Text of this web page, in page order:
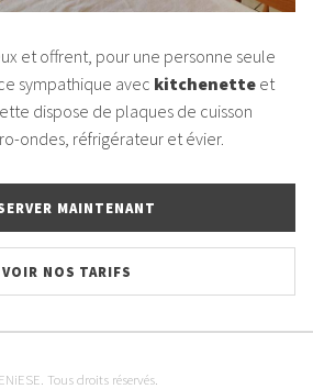
et offrent, pour une personne seule
sympathique avec kitchenette et
dispose de plaques de cuisson
ondes, réfrigérateur et évier.
MAINTENANT
VOIR NOS TARIFS
Tous droits réservés.